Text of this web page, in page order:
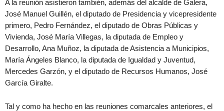
A la reunión asistieron también, además del alcalde de Galera,
José Manuel Guillén, el diputado de Presidencia y vicepresidente
primero, Pedro Fernández, el diputado de Obras Públicas y
Vivienda, José María Villegas, la diputada de Empleo y
Desarrollo, Ana Muñoz, la diputada de Asistencia a Municipios,
María Ángeles Blanco, la diputada de Igualdad y Juventud,
Mercedes Garzón, y el diputado de Recursos Humanos, José
García Giralte.
Tal y como ha hecho en las reuniones comarcales anteriores, el